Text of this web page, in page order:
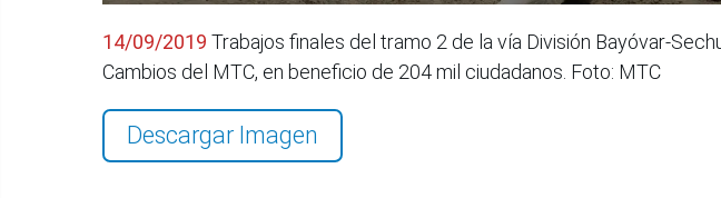
14/09/2019 Trabajos finales del tramo 2 de la vía División Bayóvar-
Cambios del MTC, en beneficio de 204 mil ciudadanos. Foto: MTC
Descargar Imagen